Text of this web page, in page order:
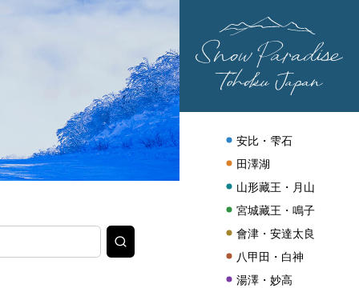
安比・雫石
田澤湖
山形藏王・月山
宮城藏王・鳴子
會津・安達太良
八甲田・白神
湯澤・妙高
搜
尋